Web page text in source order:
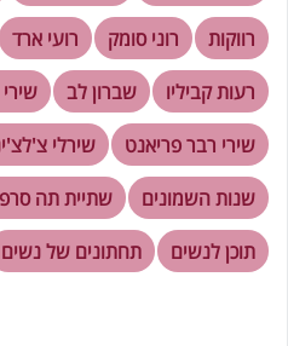
רווקות
רוני סומק רועי ארד
רעות קביליו
שברון לב
שירי רבר פריאנט
שירלי
שנות השמונים
שתיית תה
תוכן לנשים
תחתונים של נשים